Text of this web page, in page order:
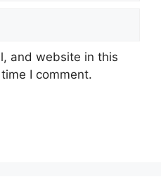
and website in this
I comment.